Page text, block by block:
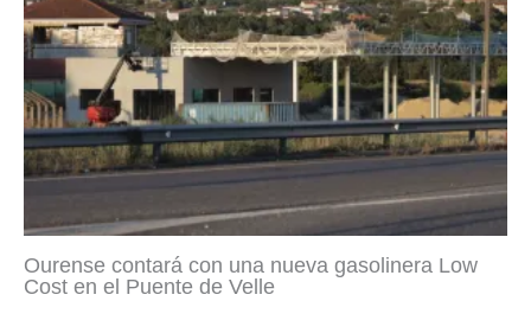
Ourense contará con una nueva gasolinera Low
Cost en el Puente de Velle